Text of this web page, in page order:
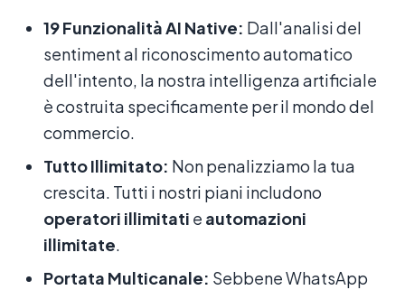
19 Funzionalità AI Native: Dall'analisi del
sentiment al riconoscimento automatico
dell'intento, la nostra intelligenza artificiale
è costruita specificamente per il mondo del
commercio.
Tutto Illimitato: Non penalizziamo la tua
crescita. Tutti i nostri piani includono
operatori illimitati e automazioni
illimitate.
Portata Multicanale: Sebbene WhatsApp